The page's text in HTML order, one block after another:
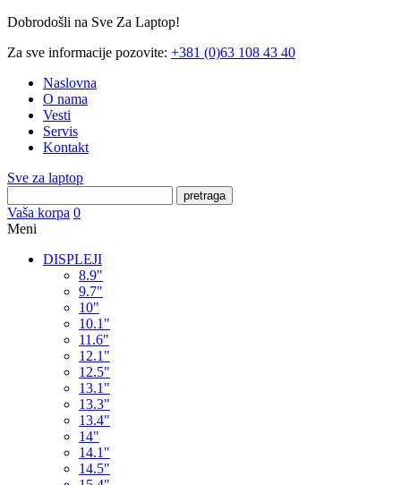
Dobrodošli na Sve Za Laptop!
Za sve informacije pozovite: +381 (0)63 108 43 40
Naslovna
O nama
Vesti
Servis
Kontakt
Sve za laptop
pretraga
Vaša korpa 0
Meni
DISPLEJI
8.9"
9.7"
10"
10.1"
11.6"
12.1"
12.5"
13.1"
13.3"
13.4"
14"
14.1"
14.5"